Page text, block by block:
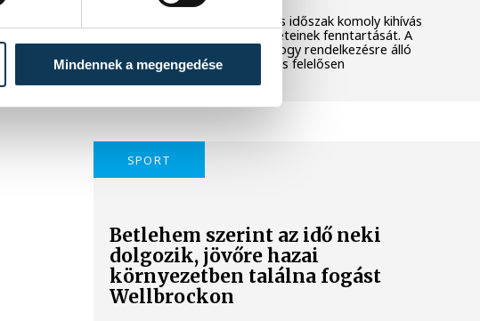
Mindennek a megengedése
A tartós hőség és az aszályos időszak komoly kihívás
elé állítja Veszprém zöldfelületeinek fenntartását. A
városvezetés kiemelt célja, hogy rendelkezésre álló
vízkészletekkel takarékosan és felelősen
gazdálkodjunk.
SPORT
Betlehem szerint az idő neki
dolgozik, jövőre hazai
környezetben találna fogást
Wellbrockon